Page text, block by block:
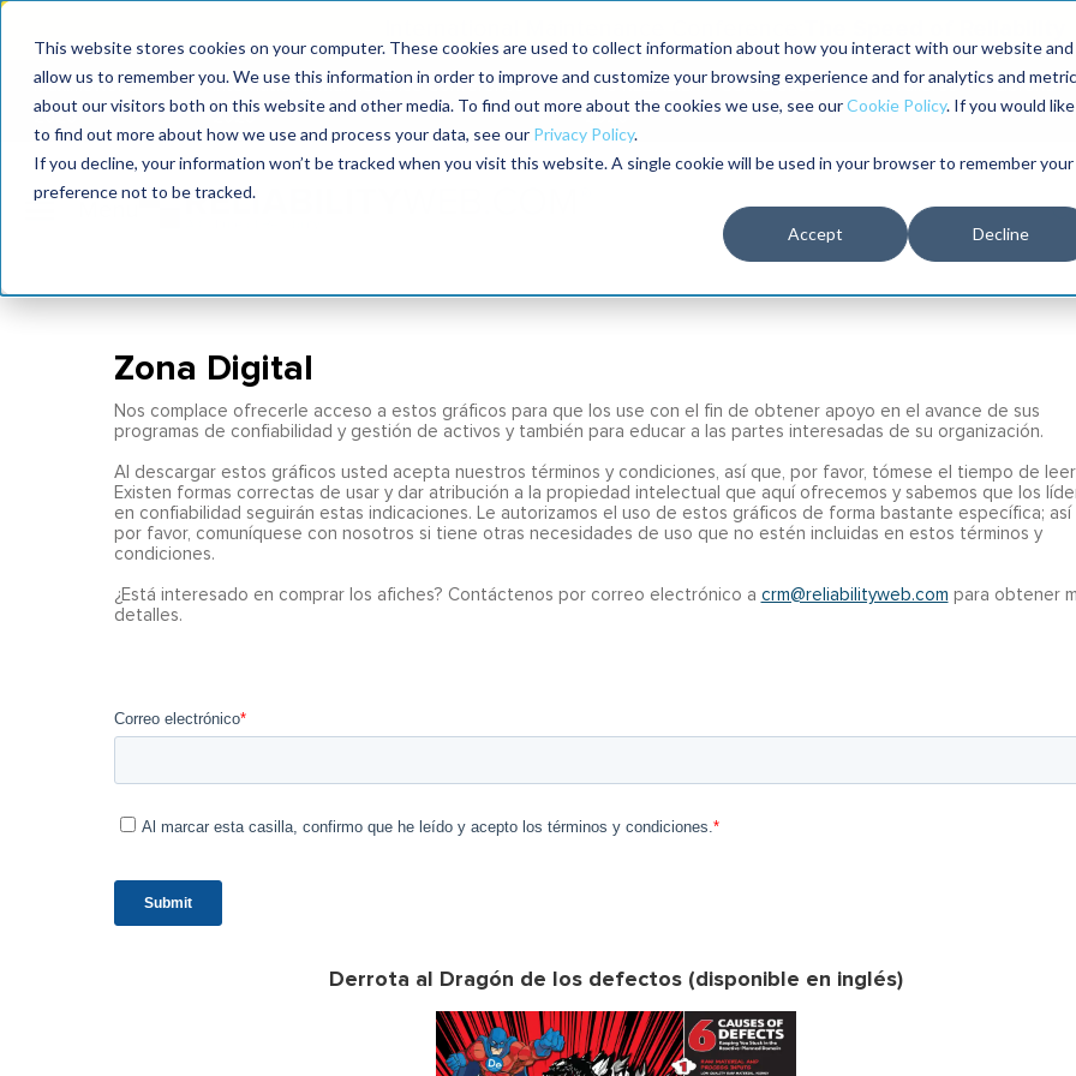
This website stores cookies on your computer. These cookies are used to collect information about how you interact with our website and
allow us to remember you. We use this information in order to improve and customize your browsing experience and for analytics and
about our visitors both on this website and other media. To find out more about the cookies we use, see ourCookie Policy. If you would like
to find out more about how we use and process your data, see our Privacy Policy.
If you decline, your information won’t be tracked when you visit this website. A single cookie will be used in your browser to remember your
preference not to be tracked.
Accept Decline
MaximoWorld
2026
International Maintenance Conference
2025
The RELIABILITY Conference®
2026
Talleres Librería
Zona Digital
Nos complace ofrecerle acceso a estos gráficos para que los use con el fin de obtener apoyo en el avance de sus
programas de confiabilidad y gestión de activos y también para educar a las partes interesadas de su organización.
Al descargar estos gráficos usted acepta nuestros términos y condiciones, así que, por favor, tómese el tiempo de
Existen formas correctas de usar y dar atribución a la propiedad intelectual que aquí ofrecemos y sabemos que los
en confiabilidad seguirán estas indicaciones. Le autorizamos el uso de estos gráficos de forma bastante específica; así
por favor, comuníquese con nosotros si tiene otras necesidades de uso que no estén incluidas en estos términos y
condiciones.
¿Está interesado en comprar los afiches? Contáctenos por correo electrónico a crm@reliabilityweb.com para obtener
detalles.
Derrota al Dragón de los defectos (disponible en inglés)